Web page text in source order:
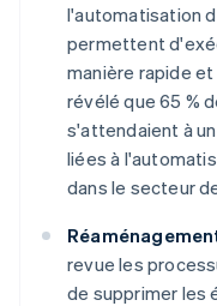
l'automatisation
permettent
manière rapide
révélé que 65 %
s'attendaient à
liées à
dans le secteur
revue les
de supprimer les